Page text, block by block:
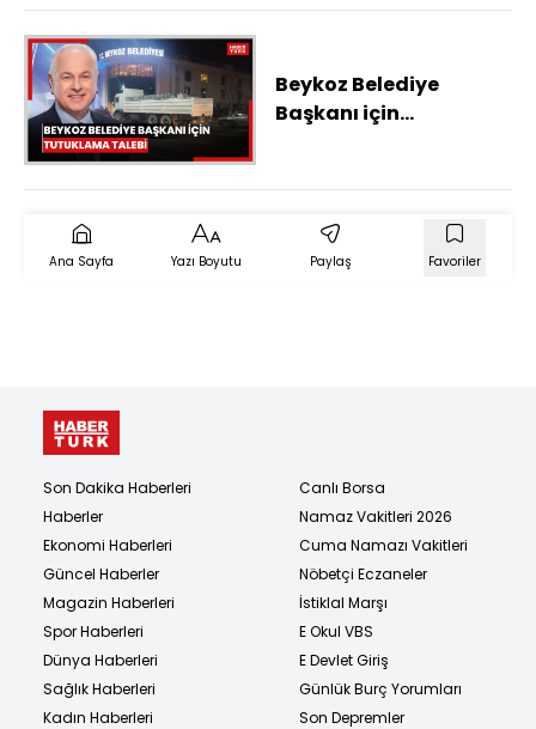
Beykoz Belediye
Başkanı için
Ana Sayfa Yazı Boyutu Paylaş Favoriler
Son Dakika Haberleri
Haberler
Ekonomi Haberleri
Güncel Haberler
Magazin Haberleri
Spor Haberleri
Dünya Haberleri
Sağlık Haberleri
Kadın Haberleri
Canlı Borsa
Namaz Vakitleri 2026
Cuma Namazı Vakitleri
Nöbetçi Eczaneler
İstiklal Marşı
E Okul VBS
E Devlet Giriş
Günlük Burç Yorumları
Son Depremler